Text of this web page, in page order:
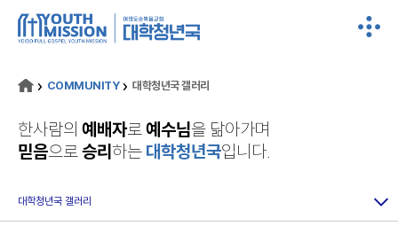
COMMUNITY 대학청년국 갤러리
한사람의 예배자로예수님을 닮아가며
믿음으로승리 하는 대학청년국입니다.
대학청년국 갤러리